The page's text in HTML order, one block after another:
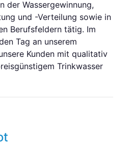
der Wassergewinnung,
und -Verteilung sowie in
Berufsfeldern tätig. Im
Tag an unserem
Kunden mit qualitativ
Trinkwasser